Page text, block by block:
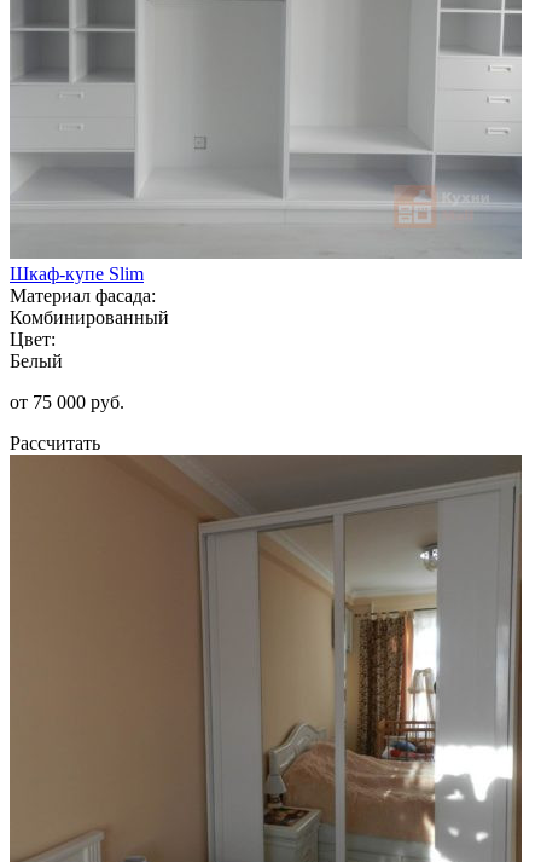
Шкаф-купе Slim
Материал фасада:
Комбинированный
Цвет:
Белый
от 75 000 руб.
Рассчитать